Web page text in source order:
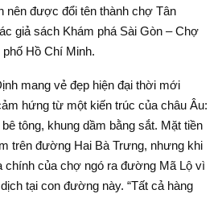
nên được đổi tên thành chợ Tân
giả sách Khám phá Sài Gòn – Chợ
Hồ Chí Minh.
mang vẻ đẹp hiện đại thời mới
hứng từ một kiến trúc của châu Âu:
tông, khung dầm bằng sắt. Mặt tiền
trên đường Hai Bà Trưng, nhưng khi
chính của chợ ngó ra đường Mã Lộ vì
tại con đường này. “Tất cả hàng